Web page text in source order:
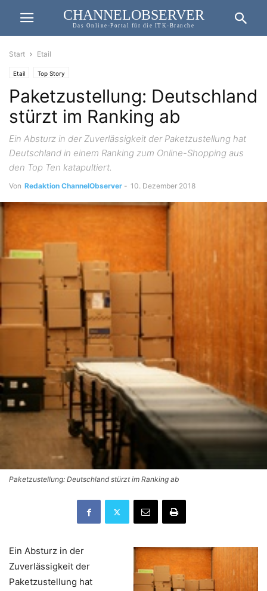
CHANNELOBSERVER
Das Online-Portal für die ITK-Branche
Start Etail
Etail Top Story
Paketzustellung: Deutschland
stürzt im Ranking ab
Ein Absturz in der Zuverlässigkeit der Paketzustellung hat
Deutschland in einem Ranking zum Online-Shopping aus
den Top Ten katapultiert.
Von Redaktion ChannelObserver - 10. Dezember 2018
Paketzustellung: Deutschland stürzt im Ranking ab
Ein Absturz in der
Zuverlässigkeit der
Paketzustellung hat